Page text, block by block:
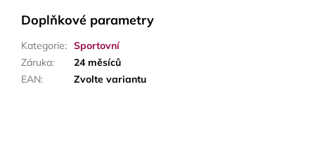
Doplňkové parametry
Kategorie: Sportovní
Záruka:
24 měsíců
EAN: Zvolte variantu